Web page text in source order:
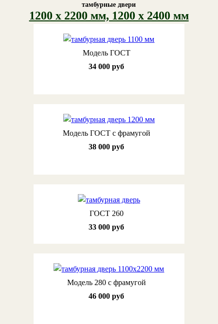
тамбурные двери
1200 х 2200 мм, 1200 х 2400 мм
Модель ГОСТ
34 000 руб
Модель ГОСТ с фрамугой
38 000 руб
ГОСТ 260
33 000 руб
Модель 280 с фрамугой
46 000 руб